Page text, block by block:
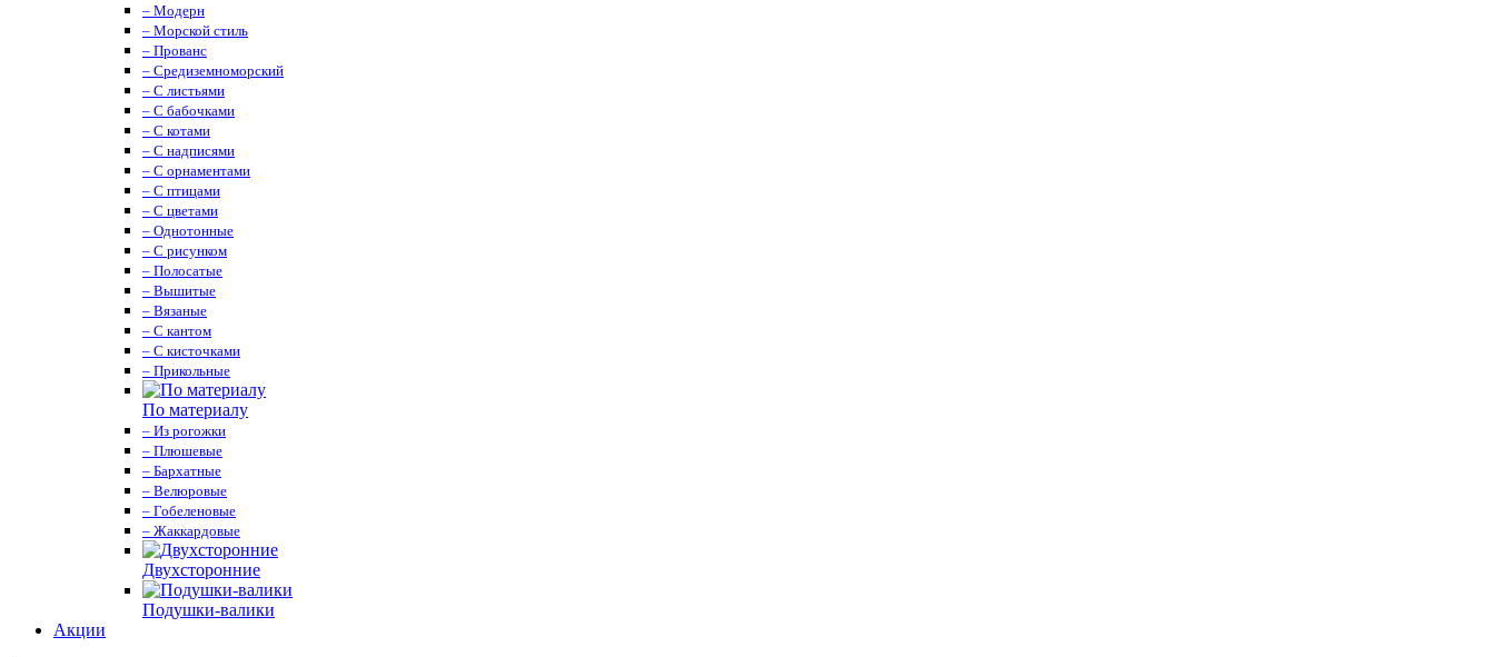
– Модерн
– Морской стиль
– Прованс
– Средиземноморский
– С листьями
– С бабочками
– С котами
– С надписями
– С орнаментами
– С птицами
– С цветами
– Однотонные
– С рисунком
– Полосатые
– Вышитые
– Вязаные
– С кантом
– С кисточками
– Прикольные
По материалу
– Из рогожки
– Плюшевые
– Бархатные
– Велюровые
– Гобеленовые
– Жаккардовые
Двухсторонние
Подушки-валики
Акции